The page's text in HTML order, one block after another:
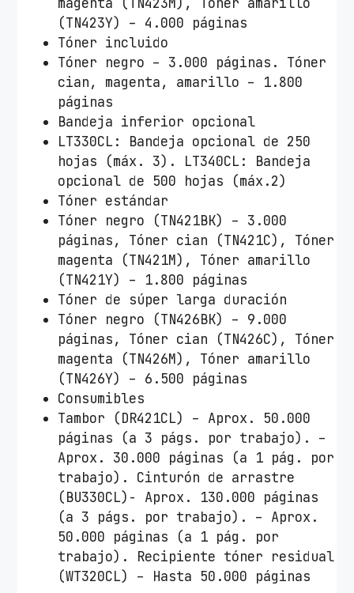
magenta (TN423M), Tóner amarillo
(TN423Y) – 4.000 páginas
Tóner incluido
Tóner negro – 3.000 páginas. Tóner
cian, magenta, amarillo – 1.800
páginas
Bandeja inferior opcional
LT330CL: Bandeja opcional de 250
hojas (máx. 3). LT340CL: Bandeja
opcional de 500 hojas (máx.2)
Tóner estándar
Tóner negro (TN421BK) – 3.000
páginas, Tóner cian (TN421C), Tóner
magenta (TN421M), Tóner amarillo
(TN421Y) – 1.800 páginas
Tóner de súper larga duración
Tóner negro (TN426BK) – 9.000
páginas, Tóner cian (TN426C), Tóner
magenta (TN426M), Tóner amarillo
(TN426Y) – 6.500 páginas
Consumibles
Tambor (DR421CL) – Aprox. 50.000
páginas (a 3 págs. por trabajo). –
Aprox. 30.000 páginas (a 1 pág. por
trabajo). Cinturón de arrastre
(BU330CL)- Aprox. 130.000 páginas
(a 3 págs. por trabajo). – Aprox.
50.000 páginas (a 1 pág. por
trabajo). Recipiente tóner residual
(WT320CL) – Hasta 50.000 páginas